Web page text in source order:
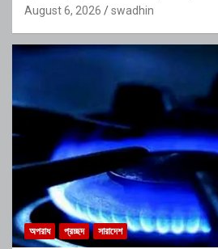
August 6, 2026 swadhin
অপরাধ প্রচ্ছদ সারাদেশ